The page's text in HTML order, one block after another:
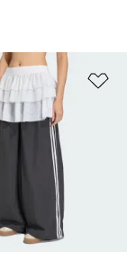
de deseos